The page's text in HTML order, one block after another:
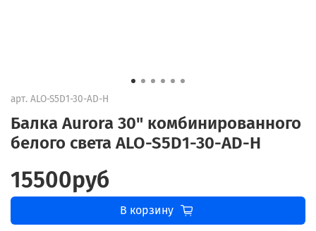
арт. ALO-S5D1-30-AD-H
Балка Aurora 30" комбинированного
белого света ALO-S5D1-30-AD-H
15500руб
В корзину